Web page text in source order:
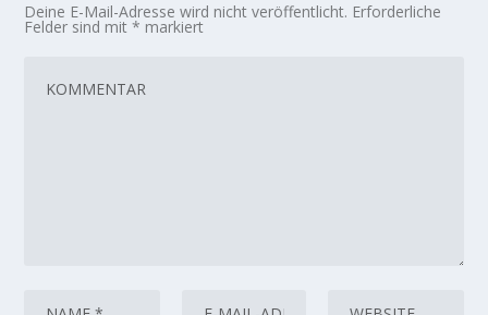
Deine E-Mail-Adresse wird nicht veröffentlicht. Erforderliche
Felder sind mit* markiert